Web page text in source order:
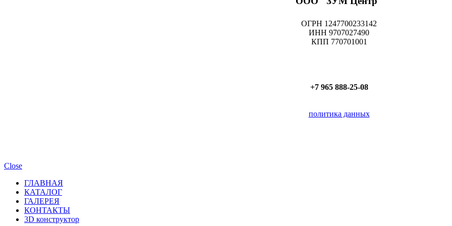
ОГРН 1247700233142
ИНН 9707027490
КПП 770701001
+7 965 888-25-08
политика данных
Close
ГЛАВНАЯ
КАТАЛОГ
ГАЛЕРЕЯ
КОНТАКТЫ
3D конструктор